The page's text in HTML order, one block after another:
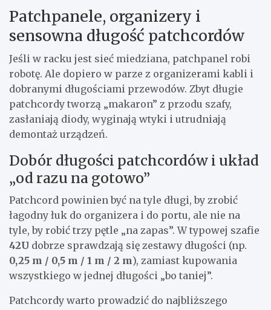
Patchpanele, organizery i
sensowna długość patchcordów
Jeśli w racku jest sieć miedziana, patchpanel robi
robotę. Ale dopiero w parze z organizerami kabli i
dobranymi długościami przewodów. Zbyt długie
patchcordy tworzą „makaron” z przodu szafy,
zasłaniają diody, wyginają wtyki i utrudniają
demontaż urządzeń.
Dobór długości patchcordów i układ
„od razu na gotowo”
Patchcord powinien być na tyle długi, by zrobić
łagodny łuk do organizera i do portu, ale nie na
tyle, by robić trzy pętle „na zapas”. W typowej szafie
42U dobrze sprawdzają się zestawy długości (np.
0,25 m / 0,5 m / 1 m / 2 m), zamiast kupowania
wszystkiego w jednej długości „bo taniej”.
Patchcordy warto prowadzić do najbliższego